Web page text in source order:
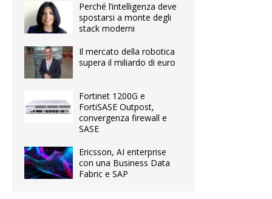
Perché l’intelligenza deve
spostarsi a monte degli
stack moderni
Il mercato della robotica
supera il miliardo di euro
Fortinet 1200G e
FortiSASE Outpost,
convergenza firewall e
SASE
Ericsson, AI enterprise
con una Business Data
Fabric e SAP